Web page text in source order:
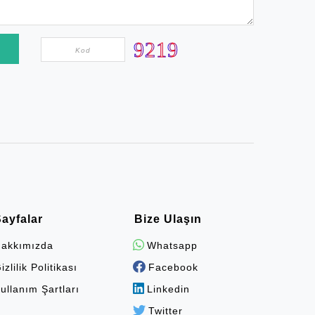
Politikası
Şartları
Bize Ulaşın
Whatsapp
Facebook
Linkedin
Twitter